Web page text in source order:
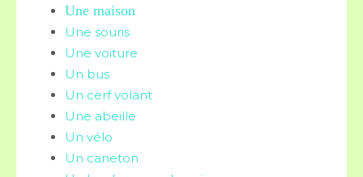
Une maison
Une souris
Une voiture
Un bus
Un cerf volant
Une abeille
Un vélo
Un caneton